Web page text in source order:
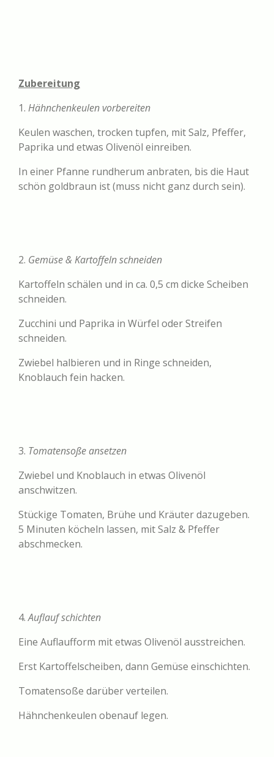
Zubereitung
1. Hähnchenkeulen vorbereiten
Keulen waschen, trocken tupfen, mit Salz, Pfeffer,
Paprika und etwas Olivenöl einreiben.
In einer Pfanne rundherum anbraten, bis die Haut
schön goldbraun ist (muss nicht ganz durch sein).
2. Gemüse & Kartoffeln schneiden
Kartoffeln schälen und in ca. 0,5 cm dicke Scheiben
schneiden.
Zucchini und Paprika in Würfel oder Streifen
schneiden.
Zwiebel halbieren und in Ringe schneiden,
Knoblauch fein hacken.
3. Tomatensoße ansetzen
Zwiebel und Knoblauch in etwas Olivenöl
anschwitzen.
Stückige Tomaten, Brühe und Kräuter dazugeben.
5 Minuten köcheln lassen, mit Salz & Pfeffer
abschmecken.
4.Auflauf schichten
Eine Auflaufform mit etwas Olivenöl ausstreichen.
Erst Kartoffelscheiben, dann Gemüse einschichten.
Tomatensoße darüber verteilen.
Hähnchenkeulen obenauf legen.